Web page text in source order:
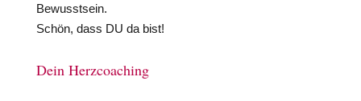
Bewusstsein.
Schön, dass DU da bist!
Dein Herzcoaching